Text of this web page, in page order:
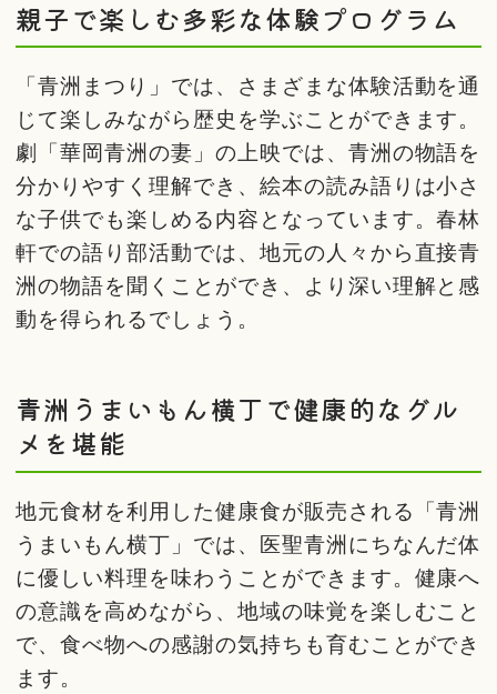
親子で楽しむ多彩な体験プログラム
「青洲まつり」では、さまざまな体験活動を通
じて楽しみながら歴史を学ぶことができます。
劇「華岡青洲の妻」の上映では、青洲の物語を
分かりやすく理解でき、絵本の読み語りは小さ
な子供でも楽しめる内容となっています。春林
軒での語り部活動では、地元の人々から直接青
洲の物語を聞くことができ、より深い理解と感
動を得られるでしょう。
青洲うまいもん横丁で健康的なグル
メを堪能
地元食材を利用した健康食が販売される「青洲
うまいもん横丁」では、医聖青洲にちなんだ体
に優しい料理を味わうことができます。健康へ
の意識を高めながら、地域の味覚を楽しむこと
で、食べ物への感謝の気持ちも育むことができ
ます。